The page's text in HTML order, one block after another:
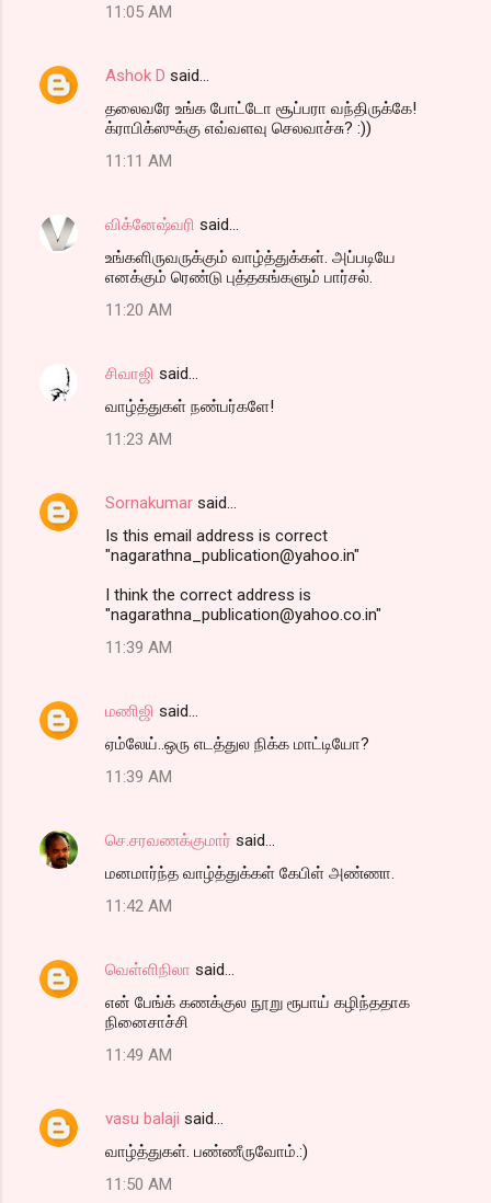
11:05 AM
Ashok D said…
தலைவரே உங்க போட்டோ சூப்பரா வந்திருக்கே!
க்ராபிக்ஸுக்கு எவ்வளவு செலவாச்சு? :))
11:11 AM
விக்னேஷ்வரி said…
உங்களிருவருக்கும் வாழ்த்துக்கள். அப்படியே
எனக்கும் ரெண்டு புத்தகங்களும் பார்சல்.
11:20 AM
சிவாஜி said…
வாழ்த்துகள் நண்பர்களே!
11:23 AM
Sornakumar said…
Is this email address is correct
"nagarathna_publication@yahoo.in"
I think the correct address is
"nagarathna_publication@yahoo.co.in"
11:39 AM
மணிஜி said…
ஏம்லேய்..ஒரு எடத்துல நிக்க மாட்டியோ?
11:39 AM
செ.சரவணக்குமார் said…
மனமார்ந்த வாழ்த்துக்கள் கேபிள் அண்ணா.
11:42 AM
வெள்ளிநிலா said…
என் பேங்க் கணக்குல நூறு ரூபாய் கழிந்ததாக
நினைசாச்சி
11:49 AM
vasu balaji said…
வாழ்த்துகள். பண்ணீருவோம்.:)
11:50 AM